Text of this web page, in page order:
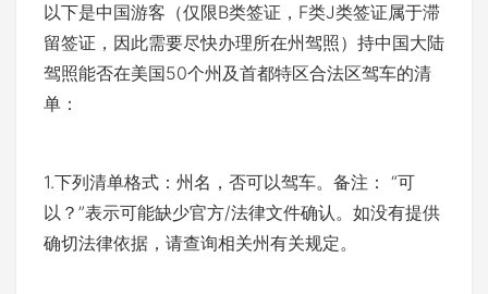
以下是中国游客（仅限B类签证，F类J类签证属于滞
留签证，因此需要尽快办理所在州驾照）持中国大陆
驾照能否在美国50个州及首都特区合法区驾车的清
单：
1.下列清单格式：州名，否可以驾车。备注： “可
以？”表示可能缺少官方/法律文件确认。如没有提供
确切法律依据，请查询相关州有关规定。